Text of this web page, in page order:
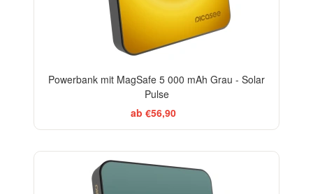
Powerbank mit MagSafe 5 000 mAh Grau - Solar
Pulse
ab €56,90